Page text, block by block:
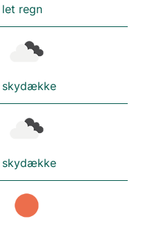
let regn
skydække
skydække